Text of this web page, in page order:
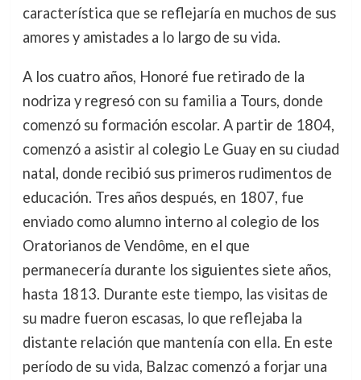
característica que se reflejaría en muchos de sus
amores y amistades a lo largo de su vida.
A los cuatro años, Honoré fue retirado de la
nodriza y regresó con su familia a Tours, donde
comenzó su formación escolar. A partir de 1804,
comenzó a asistir al colegio Le Guay en su ciudad
natal, donde recibió sus primeros rudimentos de
educación. Tres años después, en 1807, fue
enviado como alumno interno al colegio de los
Oratorianos de Vendôme, en el que
permanecería durante los siguientes siete años,
hasta 1813. Durante este tiempo, las visitas de
su madre fueron escasas, lo que reflejaba la
distante relación que mantenía con ella. En este
período de su vida, Balzac comenzó a forjar una